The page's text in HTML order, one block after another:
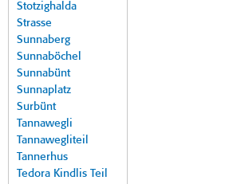
Stotzighalda
Strasse
Sunnaberg
Sunnaböchel
Sunnabünt
Sunnaplatz
Surbünt
Tannawegli
Tannawegliteil
Tannerhus
Tedora Kindlis Teil